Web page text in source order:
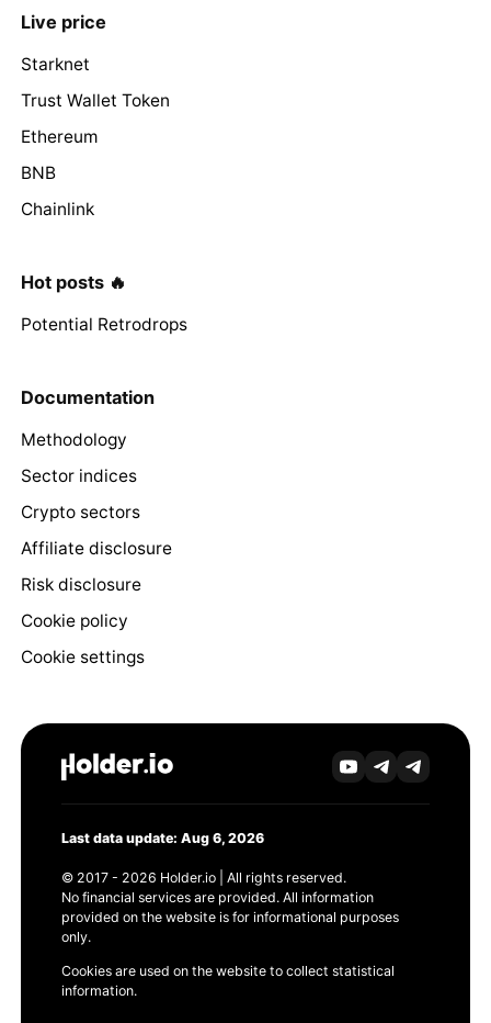
Live price
Starknet
Trust Wallet Token
Ethereum
BNB
Chainlink
Hot posts 🔥
Potential Retrodrops
Documentation
Methodology
Sector indices
Crypto sectors
Affiliate disclosure
Risk disclosure
Cookie policy
Cookie settings
Last data update: Aug 6, 2026
© 2017 - 2026 Holder.io | All rights reserved.
No financial services are provided. All information
provided on the website is for informational purposes
only.
Cookies are used on the website to collect statistical
information.